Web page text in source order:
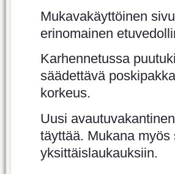
Mukavakäyttöinen
erinomainen
Karhennetussa
säädettävä
korkeus.
Uusi
täyttää. Mukana myös
yksittäislaukauksiin.